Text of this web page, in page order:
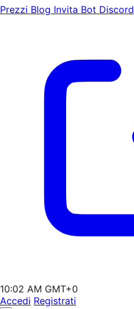
Prezzi Blog Invita Bot Discord
10:02 AM GMT+0
Accedi Registrati